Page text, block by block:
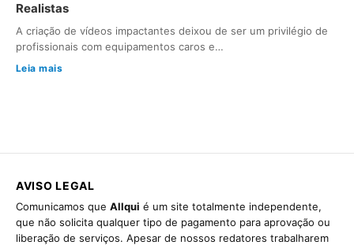
Realistas
A criação de vídeos impactantes deixou de ser um privilégio de
profissionais com equipamentos caros e…
Leia mais
AVISO LEGAL
Comunicamos que Allqui é um site totalmente independente,
que não solicita qualquer tipo de pagamento para aprovação ou
liberação de serviços. Apesar de nossos redatores trabalharem